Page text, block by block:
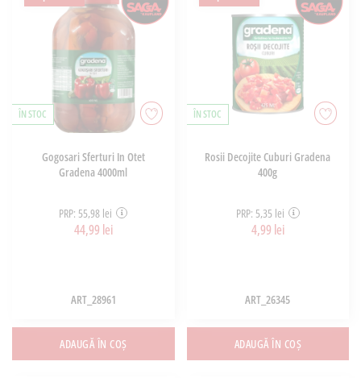
ÎN STOC
Gogosari Sferturi In Otet
Gradena 4000ml
PRP: 55,98 lei
44,99 lei
ART_28961
ADAUGĂ ÎN COȘ
ÎN STOC
Rosii Decojite Cuburi Gradena
400g
PRP: 5,35 lei
4,99 lei
ART_26345
ADAUGĂ ÎN COȘ